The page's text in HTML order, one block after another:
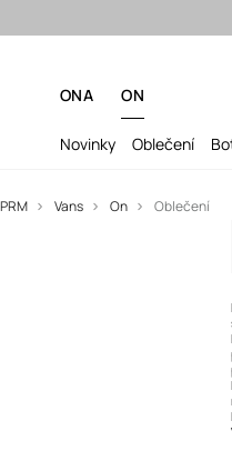
ONA ON
Novinky Oblečení
PRM Vans On Oblečení